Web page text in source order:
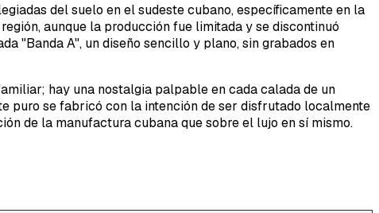
del suelo en el sudeste cubano, específicamente en la
aunque la producción fue limitada y se discontinuó
"Banda A", un diseño sencillo y plano, sin grabados en
hay una nostalgia palpable en cada calada de un
puro se fabricó con la intención de ser disfrutado localmente
de la manufactura cubana que sobre el lujo en sí mismo.